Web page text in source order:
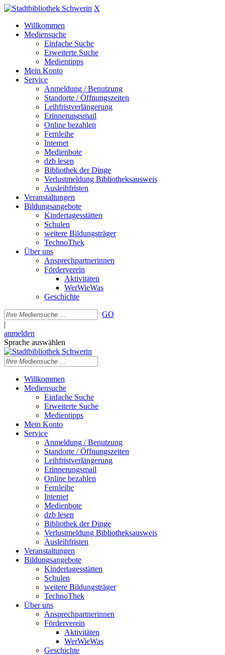
X
Willkommen
Mediensuche
Einfache Suche
Erweiterte Suche
Medientipps
Mein Konto
Service
Anmeldung / Benutzung
Standorte / Öffnungszeiten
Leihfristverlängerung
Erinnerungsmail
Online bezahlen
Fernleihe
Internet
Medienbote
dzb lesen
Bibliothek der Dinge
Verlustmeldung Bibliotheksausweis
Ausleihfristen
Veranstaltungen
Bildungsangebote
Kindertagesstätten
Schulen
weitere Bildungsträger
TechnoThek
Über uns
Ansprechpartnerinnen
Förderverein
Aktivitäten
WerWieWas
Geschichte
GO
|
anmelden
Sprache auswählen
Willkommen
Mediensuche
Einfache Suche
Erweiterte Suche
Medientipps
Mein Konto
Service
Anmeldung / Benutzung
Standorte / Öffnungszeiten
Leihfristverlängerung
Erinnerungsmail
Online bezahlen
Fernleihe
Internet
Medienbote
dzb lesen
Bibliothek der Dinge
Verlustmeldung Bibliotheksausweis
Ausleihfristen
Veranstaltungen
Bildungsangebote
Kindertagesstätten
Schulen
weitere Bildungsträger
TechnoThek
Über uns
Ansprechpartnerinnen
Förderverein
Aktivitäten
WerWieWas
Geschichte